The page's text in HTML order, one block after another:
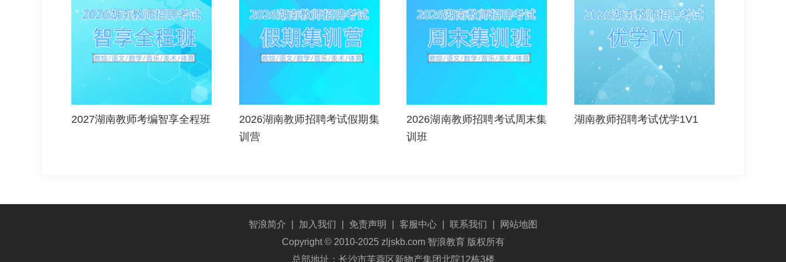
2027湖南教师考编智享全程班
2026湖南教师招聘考试假期集
训营
2026湖南教师招聘考试周末集
训班
湖南教师招聘考试优学1V1
智浪简介 加入我们 免责声明 客服中心 联系我们
网站地图
Copyright © 2010-2025 zljskb.com 智浪教育 版权所有
总部地址：长沙市芙蓉区新物产集团北院12栋3楼